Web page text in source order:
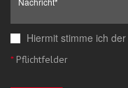
Hiermit stimme ich der
*Pflichtfelder